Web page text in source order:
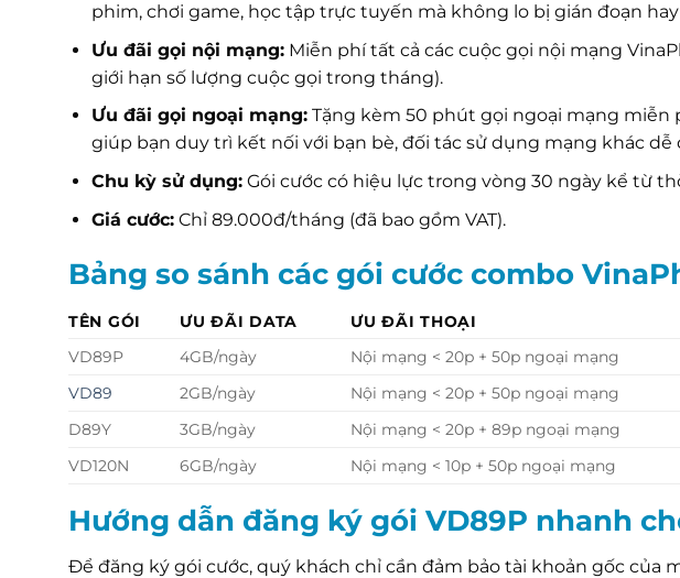
phim, chơi game, học tập trực tuyến mà không lo bị gián đoạn
Ưu đãi gọi nội mạng:Miễn phí tất cả các cuộc gọi nội mạng
giới hạn số lượng cuộc gọi trong tháng).
Ưu đãi gọi ngoại mạng:Tặng kèm 50 phút gọi ngoại mạng miễn
giúp bạn duy trì kết nối với bạn bè, đối tác sử dụng mạng khác dễ
Chu kỳ sử dụng:Gói cước có hiệu lực trong vòng 30 ngày kể từ
Giá cước:Chỉ 89.000đ/tháng (đã bao gồm VAT).
Bảng so sánh các gói cước combo
TÊN GÓI ƯU ĐÃI DATA ƯU ĐÃI THOẠI
VD89P
4GB/ngày Nội mạng < 20p + 50p ngoại mạng
VD89
2GB/ngày Nội mạng < 20p + 50p ngoại mạng
D89Y
3GB/ngày Nội mạng < 20p + 89p ngoại mạng
VD120N
6GB/ngày Nội mạng < 10p + 50p ngoại mạng
Hướng dẫn đăng ký gói VD89P nhanh
Để đăng ký gói cước, quý khách chỉ cần đảm bảo tài khoản gốc của